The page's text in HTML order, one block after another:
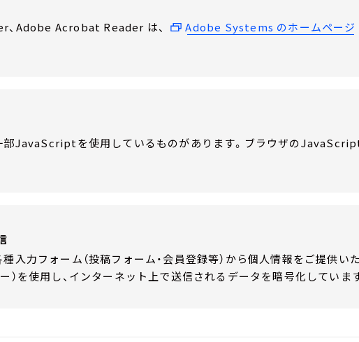
、Adobe Acrobat Reader は、
Adobe Systems のホームページ
部JavaScriptを使用しているものがあります。ブラウザの
種入力フォーム（投稿フォーム・会員登録等）から個人情報をご提供い
）を使用し、インターネット上で送信されるデータを暗号化していま